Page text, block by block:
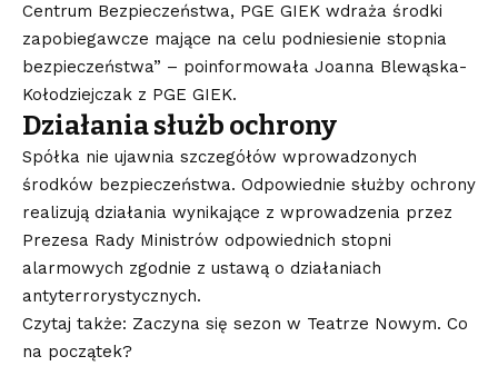
Centrum Bezpieczeństwa, PGE GIEK wdraża środki
zapobiegawcze mające na celu podniesienie stopnia
bezpieczeństwa” – poinformowała Joanna Blewąska-
Kołodziejczak z PGE GIEK.
Działania służb ochrony
Spółka nie ujawnia szczegółów wprowadzonych
środków bezpieczeństwa. Odpowiednie służby ochrony
realizują działania wynikające z wprowadzenia przez
Prezesa Rady Ministrów odpowiednich stopni
alarmowych zgodnie z ustawą o działaniach
antyterrorystycznych.
Czytaj także: Zaczyna się sezon w Teatrze Nowym. Co
na początek?